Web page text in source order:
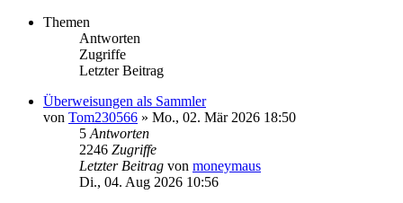
Themen
Antworten
Zugriffe
Letzter Beitrag
Überweisungen als Sammler
von Tom230566 » Mo., 02. Mär 2026 18:50
5 Antworten
2246 Zugriffe
Letzter Beitrag von moneymaus
Di., 04. Aug 2026 10:56